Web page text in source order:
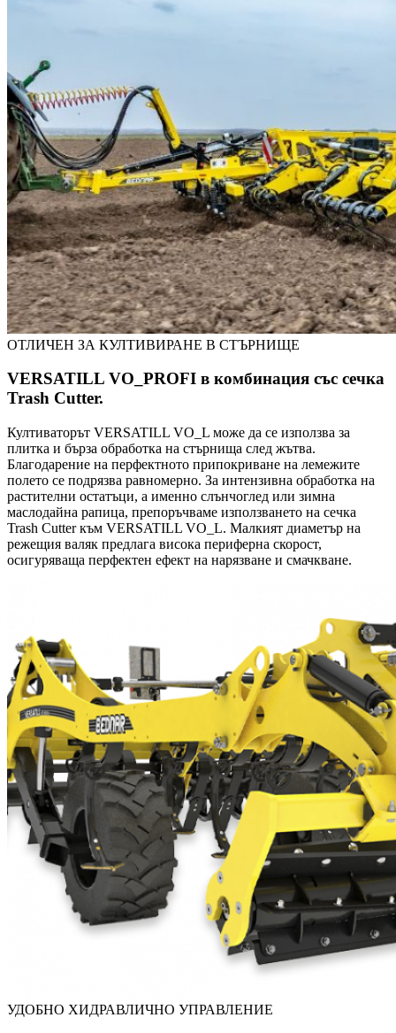
ОТЛИЧЕН ЗА КУЛТИВИРАНЕ В СТЪРНИЩЕ
VERSATILL VO_PROFI в комбинация със сечка
Trash Cutter.
Култиваторът VERSATILL VO_L може да се използва за
плитка и бърза обработка на стърнища след жътва.
Благодарение на перфектното припокриване на лемежите
полето се подрязва равномерно. За интензивна обработка на
растителни остатъци, а именно слънчоглед или зимна
маслодайна рапица, препоръчваме използването на сечка
Trash Cutter към VERSATILL VO_L. Малкият диаметър на
режещия валяк предлага висока периферна скорост,
осигуряваща перфектен ефект на нарязване и смачкване.
УДОБНО ХИДРАВЛИЧНО УПРАВЛЕНИЕ